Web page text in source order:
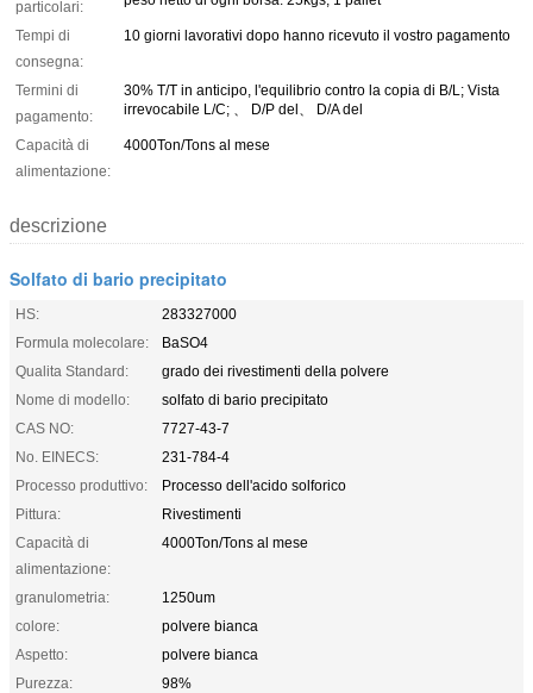
particolari:
Tempi di
consegna:
10 giorni lavorativi dopo hanno ricevuto il vostro pagamento
Termini di
pagamento:
30% T/T in anticipo, l'equilibrio contro la copia di B/L; Vista
irrevocabile L/C; 、 D/P del、 D/A del
Capacità di
alimentazione:
4000Ton/Tons al mese
descrizione
Solfato di bario precipitato
HS:
283327000
Formula molecolare:
BaSO4
Qualita Standard:
grado dei rivestimenti della polvere
Nome di modello:
solfato di bario precipitato
CAS NO:
7727-43-7
No. EINECS:
231-784-4
Processo produttivo:
Processo dell'acido solforico
Pittura:
Rivestimenti
Capacità di
alimentazione:
4000Ton/Tons al mese
granulometria:
1250um
colore:
polvere bianca
Aspetto:
polvere bianca
Purezza:
98%